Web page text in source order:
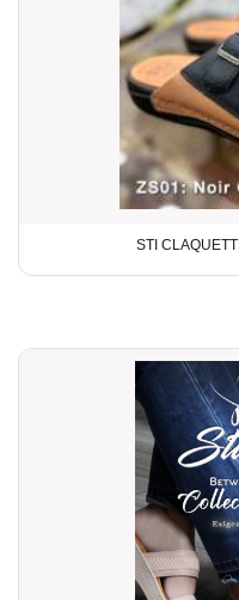
STI